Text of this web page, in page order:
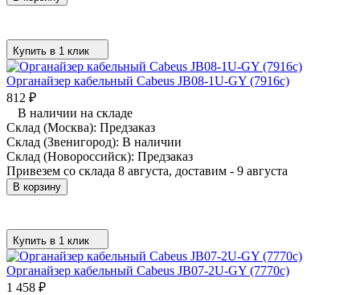
Купить в 1 клик
Органайзер кабельный Cabeus JB08-1U-GY (7916c)
812 ₽
В наличии на складе
Склад (Москва): Предзаказ
Склад (Звенигород): В наличии
Склад (Новороссийск): Предзаказ
Привезем со склада 8 августа, доставим - 9 августа
В корзину
Купить в 1 клик
Органайзер кабельный Cabeus JB07-2U-GY (7770c)
1 458 ₽